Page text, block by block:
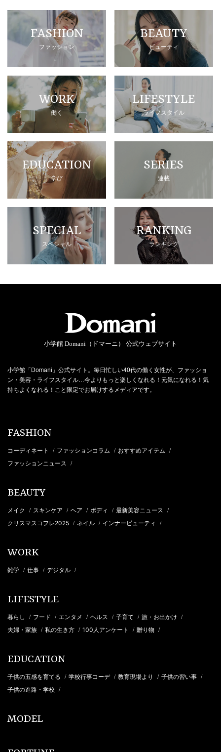
FASHION
ファッション
BEAUTY
ビューティ
WORK
働く
LIFESTYLE
ライフスタイル
EDUCATION
学び
SERIES
連載
SPECIAL
スペシャル
RANKING
ランキング
小学館 Domani（ドマーニ） 公式ウェブサイト
小学館「Domani」公式サイト。毎日忙しい40代の働く女性が、ファッショ
ン・美容・ライフスタイル…今よりもっと楽しくなれる！元気になれる！気
持ちよくなれる！こと限定でお届けするメディアです。
FASHION
コーディネート / ファッションコラム / おすすめアイテム /
ファッションニュース /
BEAUTY
メイク / スキンケア / ヘア / ボディ / 最新美容ニュース /
クリスマスコフレ2025 / ネイル / インナービューティ /
WORK
雑学 / 仕事 / デジタル /
LIFESTYLE
暮らし / フード / エンタメ / ヘルス / 子育て / 旅・お出かけ /
夫婦・家族 / 私の生き方 / 100人アンケート / 贈り物 /
EDUCATION
子供の五感を育てる / 学校行事コーデ / 教育現場より / 子供の習い事 /
子供の進路・学校 /
MODEL